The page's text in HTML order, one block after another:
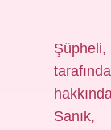
Şüpheli,